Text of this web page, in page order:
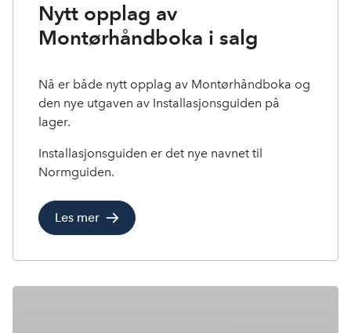
Nytt opplag av
Montørhåndboka i salg
Nå er både nytt opplag av Montørhåndboka og
den nye utgaven av Installasjonsguiden på
lager.
Installasjonsguiden er det nye navnet til
Normguiden.
Les mer